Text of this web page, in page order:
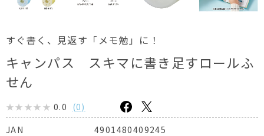
すぐ書く、見返す「メモ勉」に！
キャンパス スキマに書き足すロールふ
せん
0.0 (0)
JAN
4901480409245